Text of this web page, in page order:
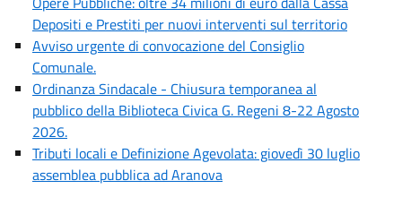
Depositi e Prestiti per nuovi interventi sul territorio
Avviso urgente di convocazione del Consiglio
Comunale.
Ordinanza Sindacale - Chiusura temporanea al
pubblico della Biblioteca Civica G. Regeni 8-22 Agosto
2026.
Tributi locali e Definizione Agevolata: giovedì 30 luglio
assemblea pubblica ad Aranova